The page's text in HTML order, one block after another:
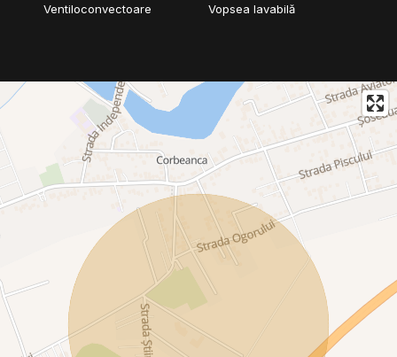
Ventiloconvectoare Vopsea lavabilă